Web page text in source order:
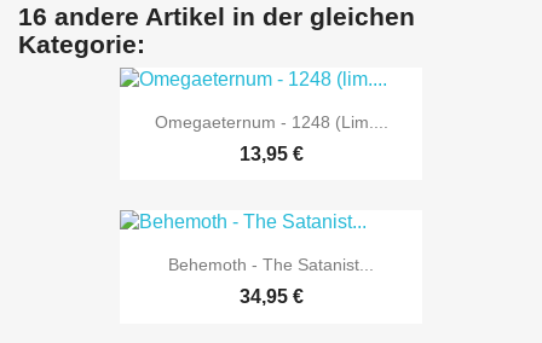
16 andere Artikel in der gleichen
Kategorie:
Omegaeternum - 1248 (lim....
13,95 €
Behemoth - The Satanist...
34,95 €